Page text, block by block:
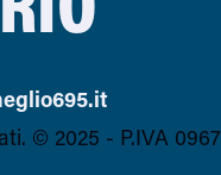
© 2025 - P.IVA